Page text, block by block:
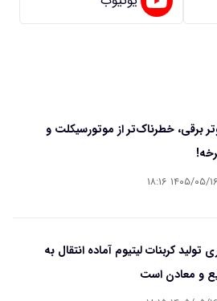
برقی، خطرناک‌تر از موتورسیکلت و
۱۴۰۵/۰۵/۱۶ ۱۸:۱۶
تولید کربنات لیتیوم آماده انتقال به
و معادن است